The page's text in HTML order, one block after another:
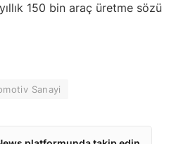
150 bin araç üretme sözü
Sanayi